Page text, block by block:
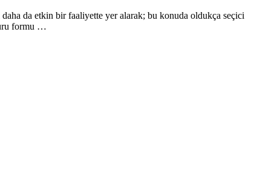
daha da etkin bir faaliyette yer alarak; bu konuda oldukça seçici
formu …